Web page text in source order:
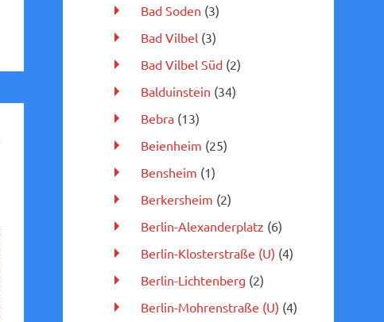
Bad Soden (3)
Bad Vilbel(3)
Bad Vilbel Süd(2)
Balduinstein (34)
Bebra(13)
Beienheim (25)
Bensheim (1)
Berkersheim (2)
Berlin-Alexanderplatz (6)
Berlin-Klosterstraße (U) (4)
Berlin-Lichtenberg (2)
Berlin-Mohrenstraße (U) (4)